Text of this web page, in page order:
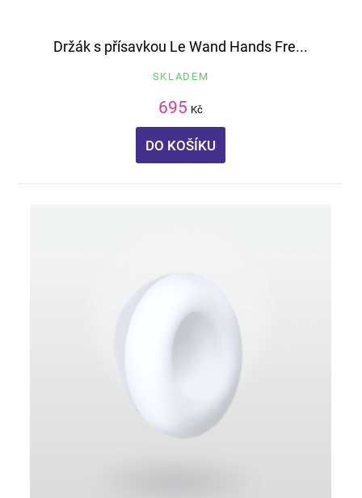
Držák s přísavkou Le Wand Hands Fre...
SKLADEM
695 Kč
DO KOŠÍKU